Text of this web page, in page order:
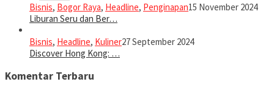
Bisnis, Bogor Raya, Headline, Penginapan15 November 2024
Liburan Seru dan Ber…
Bisnis, Headline, Kuliner27 September 2024
Discover Hong Kong: …
Komentar Terbaru